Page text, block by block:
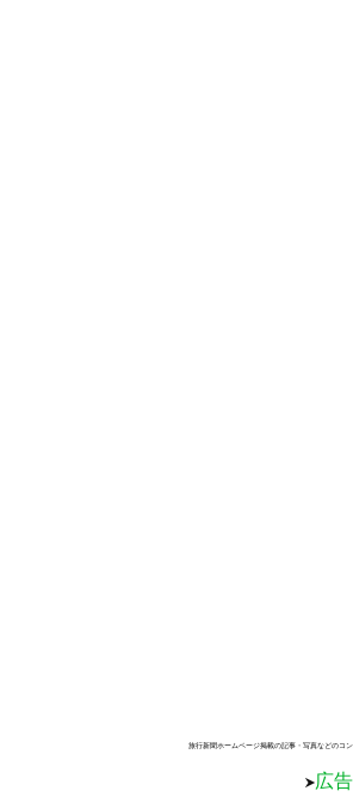
旅行新聞ホームページ掲載の記事・写真などのコ
広